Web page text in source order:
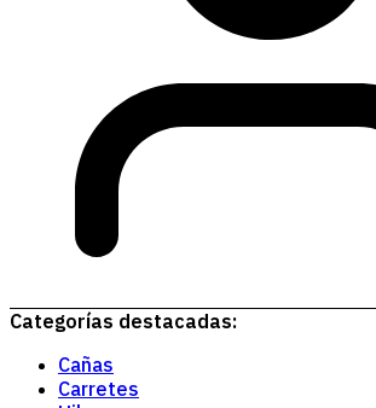
Categorías destacadas:
Cañas
Carretes